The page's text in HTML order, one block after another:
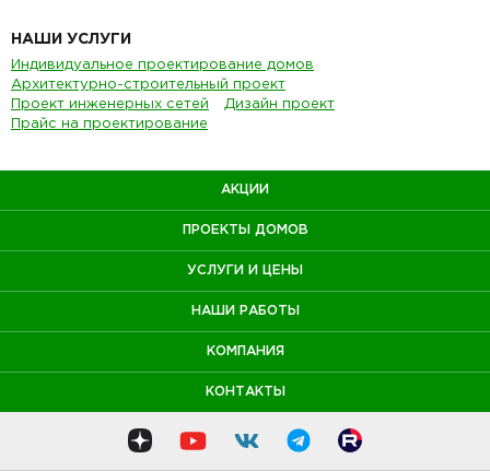
НАШИ УСЛУГИ
Индивидуальное проектирование домов
Архитектурно-строительный проект
Проект инженерных сетей
Дизайн проект
Прайс на проектирование
АКЦИИ
ПРОЕКТЫ ДОМОВ
УСЛУГИ И ЦЕНЫ
НАШИ РАБОТЫ
КОМПАНИЯ
КОНТАКТЫ